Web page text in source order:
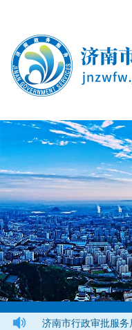
备案
济南市行政审批服